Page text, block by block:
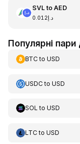
SVLto AED
د.إ0.012
Популярні пари
BTCto USD
USDCto USD
SOL to USD
LTCto USD